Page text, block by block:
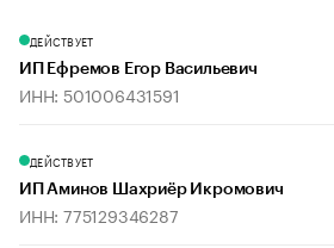
ДЕЙСТВУЕТ
ИП Ефремов Егор Васильевич
ИНН: 501006431591
ДЕЙСТВУЕТ
ИП Аминов Шахриёр Икромович
ИНН: 775129346287